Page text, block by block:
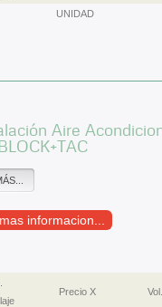
UNIDAD
Aire
informacion...
Precio X Vol.